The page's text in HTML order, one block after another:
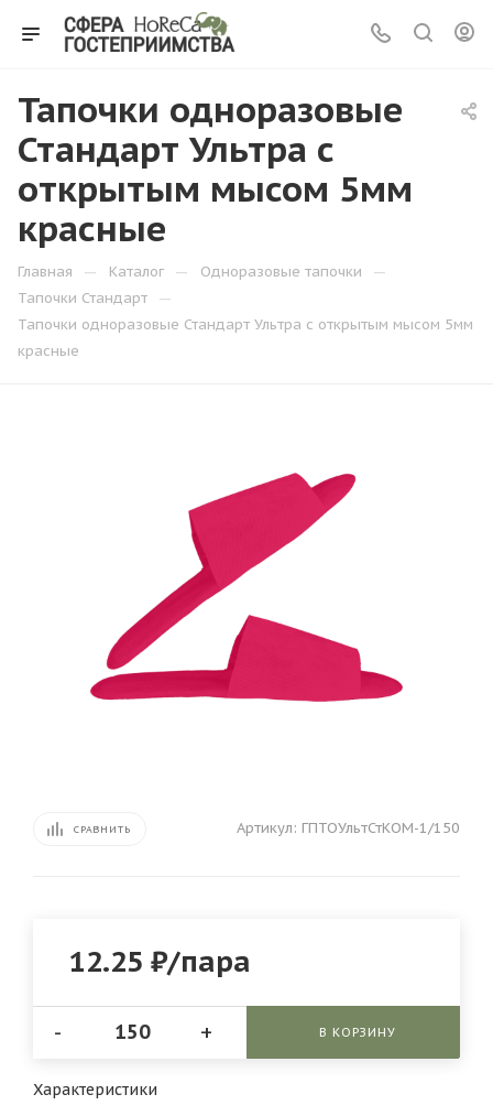
Тапочки одноразовые
Стандарт Ультра с
открытым мысом 5мм
красные
Главная — Каталог — Одноразовые тапочки —
Тапочки Стандарт —
Тапочки одноразовые Стандарт Ультра с открытым мысом 5мм
красные
СРАВНИТЬ Артикул: ГПТОУльтСтКОМ-1/150
12.25 ₽/пара
- + В КОРЗИНУ
Характеристики